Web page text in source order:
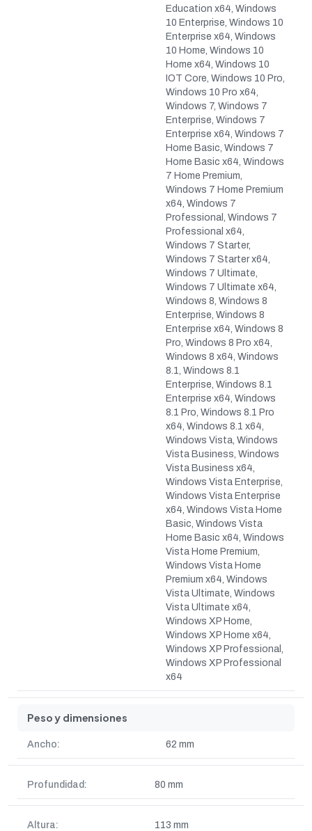
Education x64, Windows
10 Enterprise, Windows 10
Enterprise x64, Windows
10 Home, Windows 10
Home x64, Windows 10
IOT Core, Windows 10 Pro,
Windows 10 Pro x64,
Windows 7, Windows 7
Enterprise, Windows 7
Enterprise x64, Windows 7
Home Basic, Windows 7
Home Basic x64, Windows
7 Home Premium,
Windows 7 Home Premium
x64, Windows 7
Professional, Windows 7
Professional x64,
Windows 7 Starter,
Windows 7 Starter x64,
Windows 7 Ultimate,
Windows 7 Ultimate x64,
Windows 8, Windows 8
Enterprise, Windows 8
Enterprise x64, Windows 8
Pro, Windows 8 Pro x64,
Windows 8 x64, Windows
8.1, Windows 8.1
Enterprise, Windows 8.1
Enterprise x64, Windows
8.1 Pro, Windows 8.1 Pro
x64, Windows 8.1 x64,
Windows Vista, Windows
Vista Business, Windows
Vista Business x64,
Windows Vista Enterprise,
Windows Vista Enterprise
x64, Windows Vista Home
Basic, Windows Vista
Home Basic x64, Windows
Vista Home Premium,
Windows Vista Home
Premium x64, Windows
Vista Ultimate, Windows
Vista Ultimate x64,
Windows XP Home,
Windows XP Home x64,
Windows XP Professional,
Windows XP Professional
x64
Peso y dimensiones
Ancho: 62 mm
Profundidad: 80 mm
Altura: 113 mm